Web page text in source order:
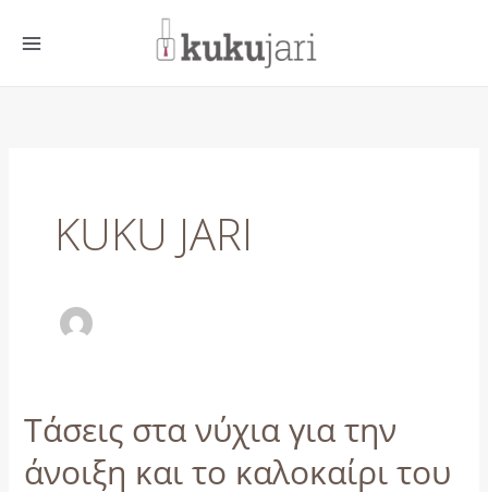
στο
KUKU JARI
Τάσεις στα νύχια για την
άνοιξη και το καλοκαίρι του
Τάσεις
στα
νύχια